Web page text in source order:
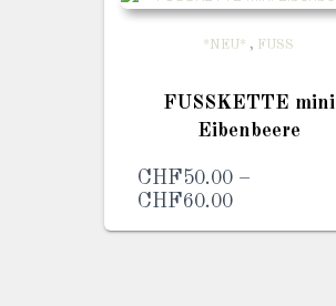
*NEU* , FUSS
FUSSKETTE mini
Eibenbeere
CHF50.00 –
CHF60.00